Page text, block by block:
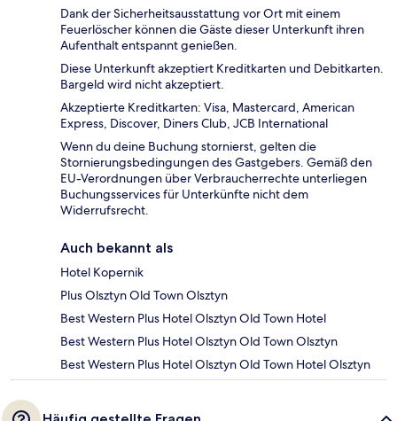
Dank der Sicherheitsausstattung vor Ort mit einem
Feuerlöscher können die Gäste dieser Unterkunft ihren
Aufenthalt entspannt genießen.
Diese Unterkunft akzeptiert Kreditkarten und Debitkarten.
Bargeld wird nicht akzeptiert.
Akzeptierte Kreditkarten: Visa, Mastercard, American
Express, Discover, Diners Club, JCB International
Wenn du deine Buchung stornierst, gelten die
Stornierungsbedingungen des Gastgebers. Gemäß den
EU-Verordnungen über Verbraucherrechte unterliegen
Buchungsservices für Unterkünfte nicht dem
Widerrufsrecht.
Auch bekannt als
Hotel Kopernik
Plus Olsztyn Old Town Olsztyn
Best Western Plus Hotel Olsztyn Old Town Hotel
Best Western Plus Hotel Olsztyn Old Town Olsztyn
Best Western Plus Hotel Olsztyn Old Town Hotel Olsztyn